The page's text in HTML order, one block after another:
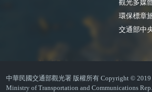
觀光多媒
環保標章
交通部中
中華民國交通部觀光署 版權所有 Copyright © 2019
Ministry of Transportation and Communications